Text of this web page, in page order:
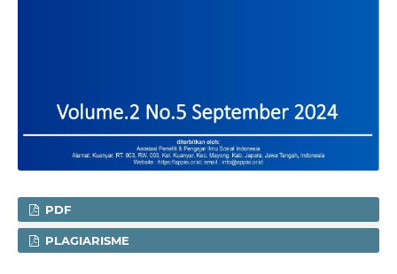
PDF
PLAGIARISME